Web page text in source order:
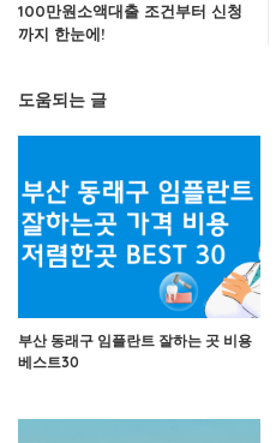
100만원소액대출 조건부터 신청
까지 한눈에!
도움되는 글
부산 동래구 임플란트 잘하는 곳 비용
베스트30